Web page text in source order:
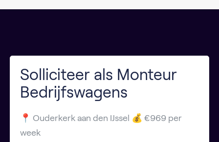
Solliciteer als Monteur
Bedrijfswagens
📍 Ouderkerk aan den IJssel 💰 €969 per
week